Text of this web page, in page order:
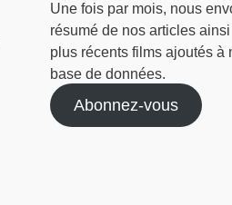
Une fois par mois, nous
résumé de nos articles
plus récents films ajoutés à
base de données.
Abonnez-vous